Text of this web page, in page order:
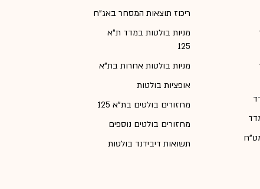
ריכוז תוצאות המסחר באג"ח
מניות בולטות במדד ת"א
125
מניות בולטות אחרות בת"א
אופציות בולטות
מחזורים בולטים בת"א 125
מחזורים בולטים נוספים
תשואות דיבידנד בולטות